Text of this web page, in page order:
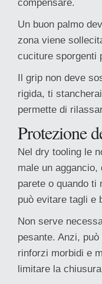
compensare.
Un buon palmo
zona viene
cuciture sporgenti
Il grip non deve
rigida, ti
permette di
Protezione
Nel dry tooling le
male un
parete o quando
può evitare tagli e
Non serve
pesante. Anzi,
rinforzi morbidi e
limitare la